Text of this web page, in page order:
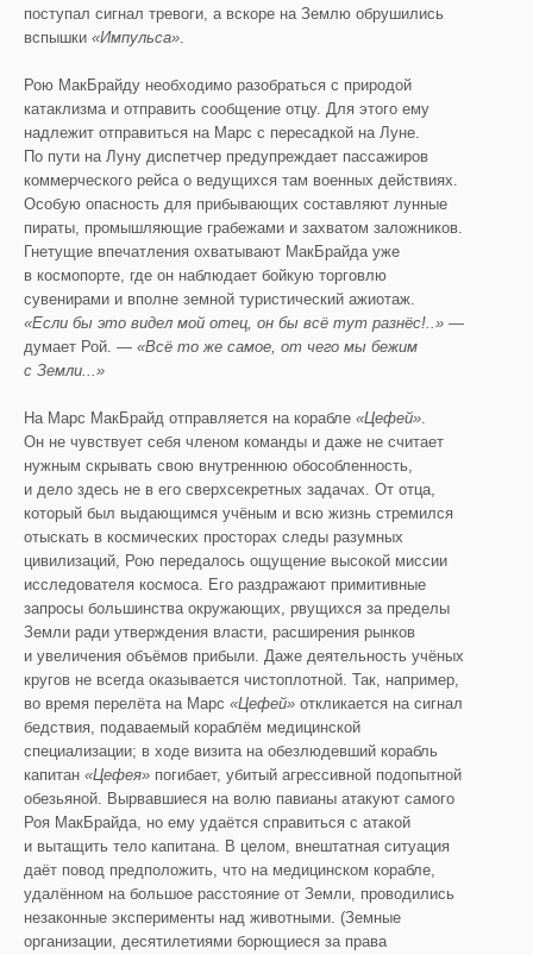
поступал сигнал тревоги, а вскоре на Землю обрушились
вспышки «Импульса».
Рою МакБрайду необходимо разобраться с природой
катаклизма и отправить сообщение отцу. Для этого ему
надлежит отправиться на Марс с пересадкой на Луне.
По пути на Луну диспетчер предупреждает пассажиров
коммерческого рейса о ведущихся там военных действиях.
Особую опасность для прибывающих составляют лунные
пираты, промышляющие грабежами и захватом заложников.
Гнетущие впечатления охватывают МакБрайда уже
в космопорте, где он наблюдает бойкую торговлю
сувенирами и вполне земной туристический ажиотаж.
«Если бы это видел мой отец, он бы всё тут разнёс!..» —
думает Рой. — «Всё то же самое, от чего мы бежим
с Земли...»
На Марс МакБрайд отправляется на корабле «Цефей».
Он не чувствует себя членом команды и даже не считает
нужным скрывать свою внутреннюю обособленность,
и дело здесь не в его сверхсекретных задачах. От отца,
который был выдающимся учёным и всю жизнь стремился
отыскать в космических просторах следы разумных
цивилизаций, Рою передалось ощущение высокой миссии
исследователя космоса. Его раздражают примитивные
запросы большинства окружающих, рвущихся за пределы
Земли ради утверждения власти, расширения рынков
и увеличения объёмов прибыли. Даже деятельность учёных
кругов не всегда оказывается чистоплотной. Так, например,
во время перелёта на Марс «Цефей» откликается на сигнал
бедствия, подаваемый кораблём медицинской
специализации; в ходе визита на обезлюдевший корабль
капитан «Цефея» погибает, убитый агрессивной подопытной
обезьяной. Вырвавшиеся на волю павианы атакуют самого
Роя МакБрайда, но ему удаётся справиться с атакой
и вытащить тело капитана. В целом, внештатная ситуация
даёт повод предположить, что на медицинском корабле,
удалённом на большое расстояние от Земли, проводились
незаконные эксперименты над животными. (Земные
организации, десятилетиями борющиеся за права